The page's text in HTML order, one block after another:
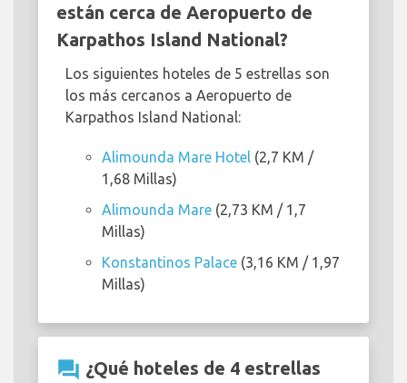
están cerca de Aeropuerto de
Karpathos Island National?
Los siguientes hoteles de 5 estrellas son
los más cercanos a Aeropuerto de
Karpathos Island National:
Alimounda Mare Hotel (2,7 KM /
1,68 Millas)
Alimounda Mare (2,73 KM / 1,7
Millas)
Konstantinos Palace (3,16 KM / 1,97
Millas)
question_answer ¿Qué hoteles de 4 estrellas